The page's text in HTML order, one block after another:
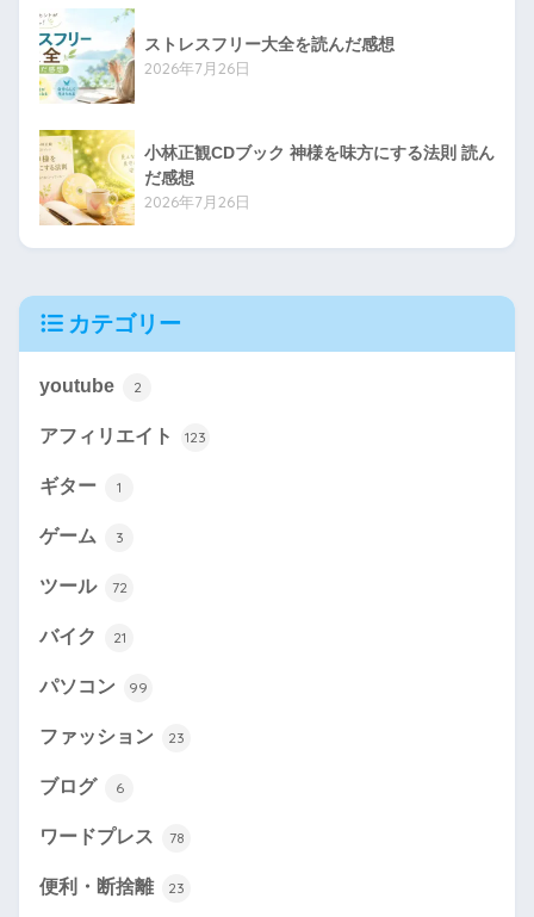
ストレスフリー大全を読んだ感想
2026年7月26日
小林正観CDブック 神様を味方にする法則 読ん
だ感想
2026年7月26日
カテゴリー
youtube 2
アフィリエイト 123
ギター 1
ゲーム 3
ツール 72
バイク 21
パソコン 99
ファッション 23
ブログ 6
ワードプレス 78
便利・断捨離 23